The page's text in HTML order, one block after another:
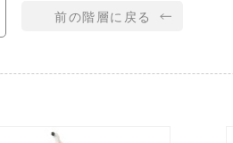
前の階層に戻る